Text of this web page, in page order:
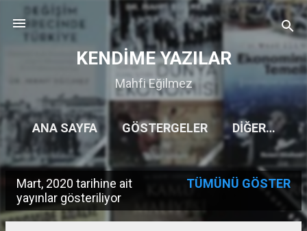
Ana içeriğe atla
KENDİME YAZILAR
Mahfi Eğilmez
ANA SAYFA GÖSTERGELER DIĞER…
K
a
Mart, 2020 tarihine ait
yayınlar gösteriliyor
TÜMÜNÜ GÖSTER